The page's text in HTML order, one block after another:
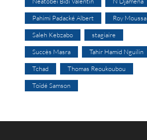
Pahimi Padacké Albert Roy Moussa
Saleh Kebzabo stagiaire
Succès Masra Tahir Hamid Nguilin
Tchad Thomas Reoukoubou
Toïdé Samson